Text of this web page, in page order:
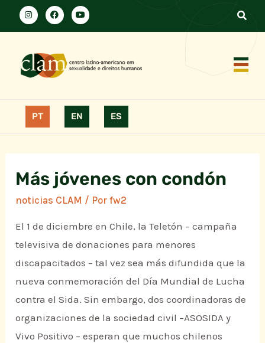
PT EN ES
Más jóvenes con condón
noticias CLAM / Porfw2
El 1 de diciembre en Chile, la Teletón – campaña
televisiva de donaciones para menores
discapacitados – tal vez sea más difundida que la
nueva conmemoración del Día Mundial de Lucha
contra el Sida. Sin embargo, dos coordinadoras de
organizaciones de la sociedad civil –ASOSIDA y
Vivo Positivo – esperan que muchos chilenos